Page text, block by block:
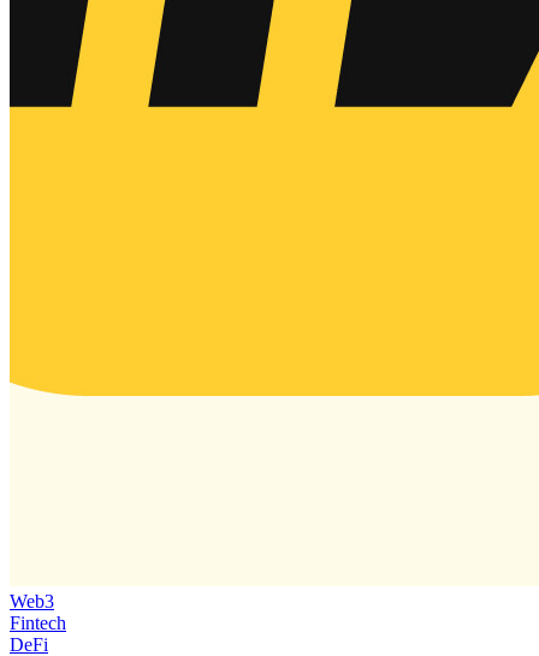
Web3
Fintech
DeFi